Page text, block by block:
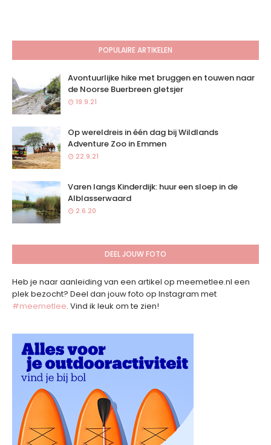
POPULAIRE ARTIKELEN
Avontuurlijke hike met bruggen en touwen naar
de Noorse Buerbreen gletsjer
19.9.21
Op wereldreis in één dag bij Wildlands
Adventure Zoo in Emmen
22.9.21
Varen langs Kinderdijk: huur een sloep in de
Alblasserwaard
2.6.20
DEEL JOUW FOTO
Heb je naar aanleiding van een artikel op meemetlee.nl een
plek bezocht? Deel dan jouw foto op Instagram met
#meemetlee. Vind ik leuk om te zien!